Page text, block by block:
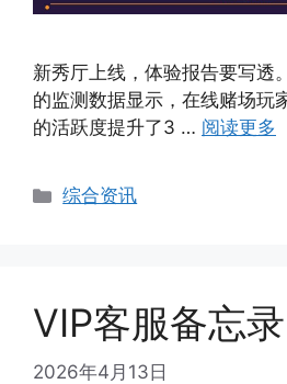
新秀厅上线，体验报告要写透
的监测数据显示，在线赌场玩
的活跃度提升了3 … 阅读更多
Categories
综合资讯
VIP客服备忘录
2026年4月13日